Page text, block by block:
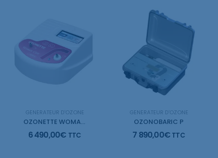
GÉNÉRATEUR D'OZONE
OZONETTE WOMAN CARE
6 490,00€ TTC
GÉNÉRATEUR D'OZONE
OZONOBARIC P
7 890,00€ TTC